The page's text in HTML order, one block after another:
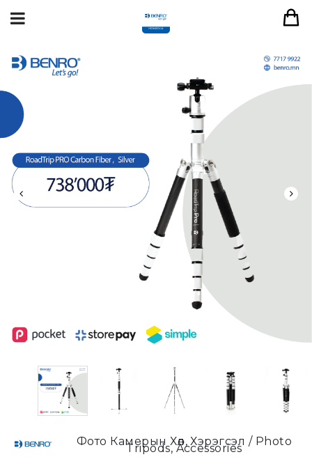
Фото Камерын Хөл, Хэрэгсэл / Photo
Tripods, Accessories